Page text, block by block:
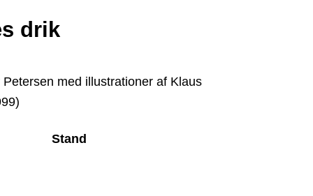
drik
med illustrationer af Klaus
Stand